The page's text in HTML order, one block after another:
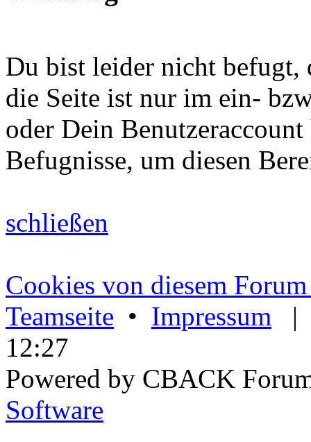
Du bist leider nicht befugt,
die Seite ist nur im ein-
oder Dein
Befugnisse, um diesen
schließen
Cookies von diesem
Teamseite • Impressum |
12:27
Powered by CBACK
Software